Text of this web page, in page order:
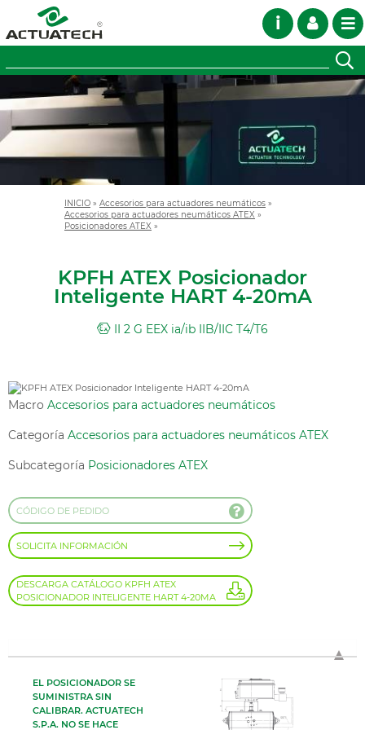
i
INICIO » Accesorios para actuadores neumáticos »
Accesorios para actuadores neumáticos ATEX »
Posicionadores ATEX »
KPFH ATEX Posicionador
Inteligente HART 4-20mA
II 2 G EEX ia/ib IIB/IIC T4/T6
Macro Accesorios para actuadores neumáticos
Categoría Accesorios para actuadores neumáticos ATEX
Subcategoría Posicionadores ATEX
CÓDIGO DE PEDIDO
SOLICITA INFORMACIÓN
DESCARGA CATÁLOGO KPFH ATEX
POSICIONADOR INTELIGENTE HART 4-20MA
EL POSICIONADOR SE
SUMINISTRA SIN
CALIBRAR. ACTUATECH
S.P.A. NO SE HACE